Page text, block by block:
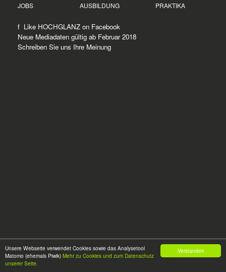
Verstanden
Unsere Webseite verwendet Cookies sowie das Analysetool
Matomo (ehemals Piwik) Mehr zu Cookies und zum Datenschutz
unserer Seite.
JOBS
AUSBILDUNG PRAKTIKA
f Like HOCHGLANZ on Facebook
Neue Mediadaten gültig ab Februar 2018
Schreiben Sie uns Ihre Meinung
© 2026HOCH GLANZ